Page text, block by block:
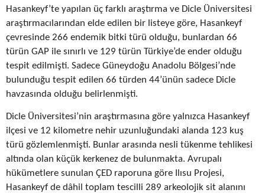
Hasankeyf’te yapılan üç farklı araştırma ve Dicle Üniversitesi
araştırmacılarından elde edilen bir listeye göre, Hasankeyf
çevresinde 266 endemik bitki türü olduğu, bunlardan 66
türün GAP ile sınırlı ve 129 türün Türkiye’de ender olduğu
tespit edilmişti. Sadece Güneydoğu Anadolu Bölgesi’nde
bulunduğu tespit edilen 66 türden 44’ünün sadece Dicle
havzasında olduğu belirlenmişti.
Dicle Üniversitesi’nin araştırmasına göre yalnızca Hasankeyf
ilçesi ve 12 kilometre nehir uzunluğundaki alanda 123 kuş
türü gözlemlenmişti. Bunlar arasında nesli tükenme tehlikesi
altında olan küçük kerkenez de bulunmakta. Avrupalı
hükümetlere sunulan ÇED raporuna göre Ilısu Projesi,
Hasankeyf de dâhil toplam tescilli 289 arkeolojik sit alanını